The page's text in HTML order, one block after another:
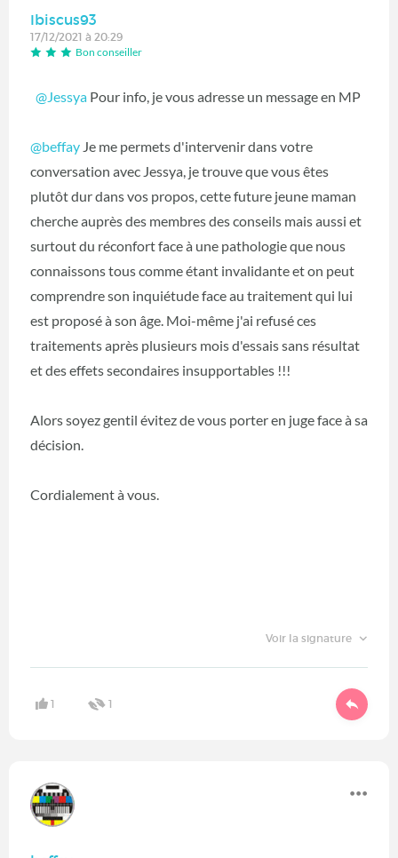
Ibiscus93
17/12/2021 à 20:29
Bon conseiller
@Jessya Pour info, je vous adresse un message en MP
@beffay Je me permets d'intervenir dans votre
conversation avec Jessya, je trouve que vous êtes
plutôt dur dans vos propos, cette future jeune maman
cherche auprès des membres des conseils mais aussi et
surtout du réconfort face à une pathologie que nous
connaissons tous comme étant invalidante et on peut
comprendre son inquiétude face au traitement qui lui
est proposé à son âge. Moi-même j'ai refusé ces
traitements après plusieurs mois d'essais sans résultat
et des effets secondaires insupportables !!!
Alors soyez gentil évitez de vous porter en juge face à sa
décision.
Cordialement à vous.
Voir la signature
1 1